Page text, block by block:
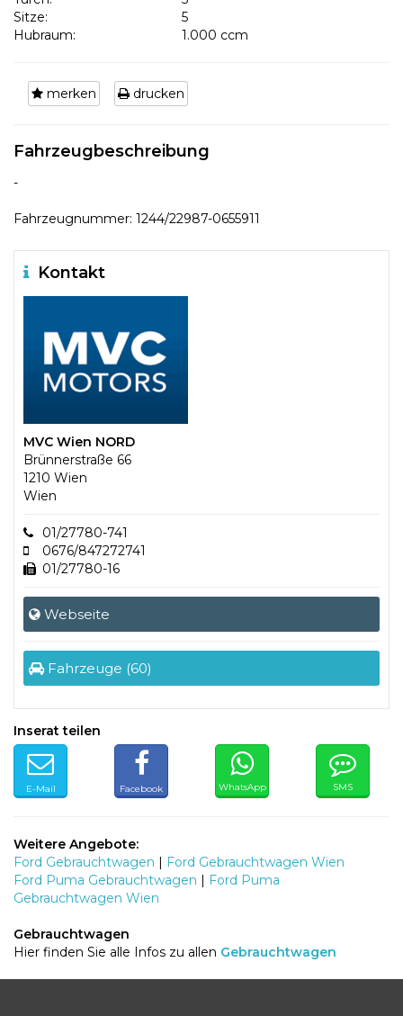
Sitze:
5
Hubraum:
1.000 ccm
merken drucken
Fahrzeugbeschreibung
-
Fahrzeugnummer: 1244/22987-0655911
Kontakt
MVC Wien NORD
Brünnerstraße 66
1210 Wien
Wien
01/27780-741
0676/847272741
01/27780-16
Webseite
Fahrzeuge (60)
Inserat teilen
E-Mail Facebook WhatsApp SMS
Weitere Angebote:
Ford Gebrauchtwagen | Ford Gebrauchtwagen Wien
Ford Puma Gebrauchtwagen | Ford Puma
Gebrauchtwagen Wien
Gebrauchtwagen
Hier finden Sie alle Infos zu allen Gebrauchtwagen